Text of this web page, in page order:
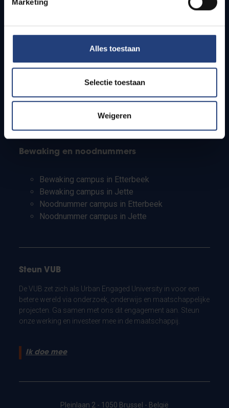
Marketing
Alles toestaan
Selectie toestaan
Weigeren
Studenten
PhD-studenten
Leerkrachten en secundaire scholen
Bewaking en noodnummers
Bewaking campus in Etterbeek
Bewaking campus in Jette
Noodnummer campus in Etterbeek
Noodnummer campus in Jette
Steun VUB
De VUB zet zich als Urban Engaged University in voor een
betere wereld via onderzoek, onderwijs en maatschappelijke
projecten. Ga samen met ons dit engagement aan. Steun
onze werking en investeer mee in de maatschappij.
Ik doe mee
Pleinlaan 2 - 1050 Brussel - België